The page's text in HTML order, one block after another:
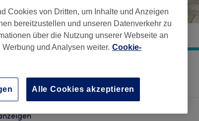
in Form schneiden
Cookies von Dritten, um Inhalte und Anzeigen
bereitzustellen und unseren Datenverkehr zu
über die Nutzung unserer Webseite an
und Analysen weiter. Cookie-
Alle Cookies akzeptieren